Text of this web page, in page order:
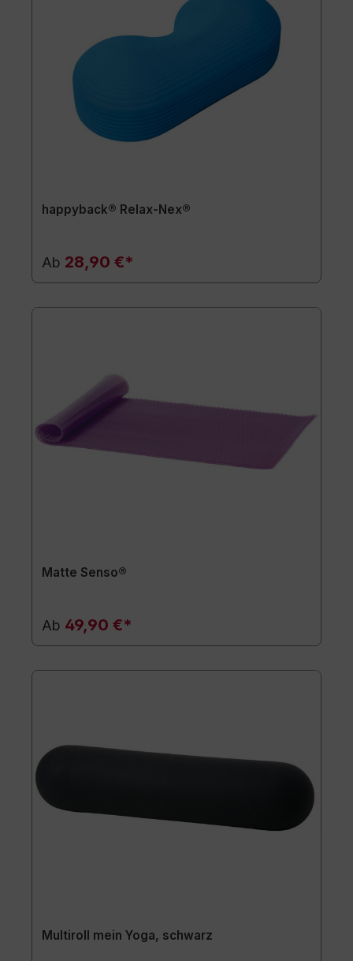
happyback® Relax-Nex®
Ab 28,90 €*
Matte Senso®
Ab 49,90 €*
Multiroll mein Yoga, schwarz